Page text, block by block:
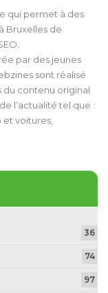
qui permet à des
Bruxelles de
par des jeunes
sont réalisé
du contenu original
l’actualité tel que :
et voitures,
36
74
97